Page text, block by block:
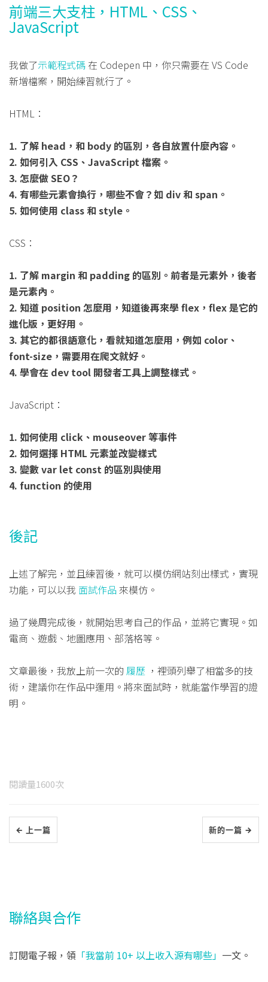
前端三大支柱，HTML、CSS、
JavaScript
我做了示範程式碼 在 Codepen 中，你只需要在 VS Code
新增檔案，開始練習就行了。
HTML：
1. 了解 head，和 body 的區別，各自放置什麼內容。
2. 如何引入 CSS、JavaScript 檔案。
3. 怎麼做 SEO？
4. 有哪些元素會換行，哪些不會？如 div 和 span。
5. 如何使用 class 和 style。
CSS：
1. 了解 margin 和 padding 的區別。前者是元素外，後者
是元素內。
2. 知道 position 怎麼用，知道後再來學 flex，flex 是它的
進化版，更好用。
3. 其它的都很語意化，看就知道怎麼用，例如 color、
font-size，需要用在爬文就好。
4. 學會在 dev tool 開發者工具上調整樣式。
JavaScript：
1. 如何使用 click、mouseover 等事件
2. 如何選擇 HTML 元素並改變樣式
3. 變數 var let const 的區別與使用
4. function 的使用
後記
上述了解完，並且練習後，就可以模仿網站刻出樣式，實現
功能，可以以我 面試作品來模仿。
過了幾周完成後，就開始思考自己的作品，並將它實現。如
電商、遊戲、地圖應用、部落格等。
文章最後，我放上前一次的 履歷 ，裡頭列舉了相當多的技
術，建議你在作品中運用。將來面試時，就能當作學習的證
明。
閱讀量1600次
← 上一篇 新的一篇 →
聯絡與合作
訂閱電子報，領 「我當前 10+ 以上收入源有哪些」 一文。